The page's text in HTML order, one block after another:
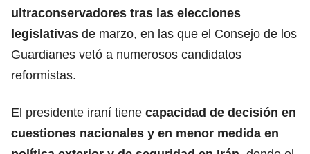
ultraconservadores tras las elecciones
legislativas de marzo, en las que el Consejo de los
Guardianes vetó a numerosos candidatos
reformistas.
El presidente iraní tiene capacidad de decisión en
cuestiones nacionales y en menor medida en